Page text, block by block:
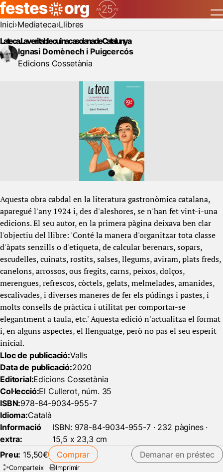
Inici Mediateca Llibres
La teca. La veritable cuina casolana de Catalunya
Ignasi Domènech i Puigcercós
Edicions Cossetània
Aquesta obra cabdal en la literatura gastronòmica catalana,
aparegué l'any 1924 i, des d'aleshores, se n'han fet vint-i-una
edicions. El seu autor, en la primera pàgina deixava ben clar
l'objectiu del llibre: 'Conté la manera d'organitzar tota classe
d'àpats senzills o d'etiqueta, de calcular berenars, sopars,
escudelles, cuinats, rostits, salses, llegums, aviram, plats freds,
canelons, arrossos, ous fregits, carns, peixos, dolços,
merengues, refrescos, còctels, gelats, melmelades, amanides,
escalivades, i diverses maneres de fer els púdings i pastes, i
molts consells de pràctica i utilitat per comportar-se
elegantment a taula, etc.' Aquesta edició n'actualitza el format
i, en alguns aspectes, el llenguatge, però no pas el seu esperit
inicial.
Lloc de publicació:Valls
Data de publicació:2020
Editorial:Edicions Cossetània
Col·lecció:El Cullerot, núm. 35
ISBN:978-84-9034-955-7
Idioma:Català
Informació
extra:
ISBN: 978-84-9034-955-7 · 232 pàgines ·
15,5 x 23,3 cm
Preu: 15,50€ Comprar Demanar en préstec
Comparteix Imprimir